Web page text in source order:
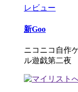
レビュー
新Goo
ニコニコ自作
ル遊戯第二夜